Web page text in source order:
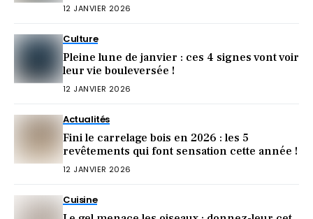
12 JANVIER 2026
Culture
Pleine lune de janvier : ces 4 signes vont voir
leur vie bouleversée !
12 JANVIER 2026
Actualités
Fini le carrelage bois en 2026 : les 5
revêtements qui font sensation cette année !
12 JANVIER 2026
Cuisine